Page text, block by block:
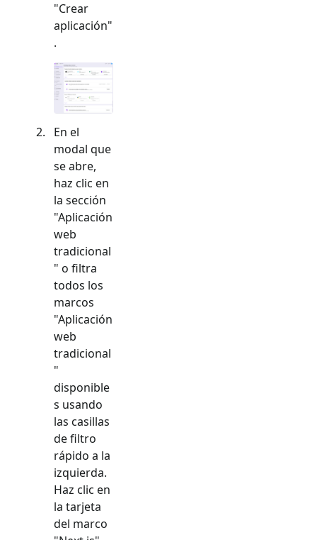
"Crear
aplicación"
.
En el
modal que
se abre,
haz clic en
la sección
"Aplicación
web
tradicional
" o filtra
todos los
marcos
"Aplicación
web
tradicional
"
disponible
s usando
las casillas
de filtro
rápido a la
izquierda.
Haz clic en
la tarjeta
del marco